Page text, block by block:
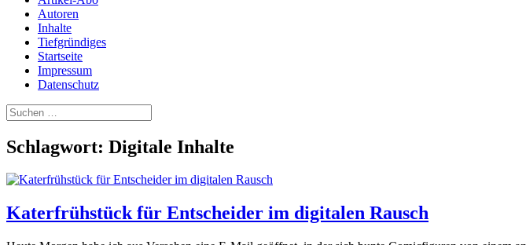
Autoren
Inhalte
Tiefgründiges
Startseite
Impressum
Datenschutz
Suchen
nach:
Schlagwort: Digitale Inhalte
Katerfrühstück für Entscheider im digitalen Rausch